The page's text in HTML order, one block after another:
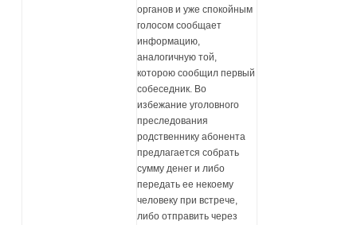
органов и уже спокойным
голосом сообщает
информацию,
аналогичную той,
которою сообщил первый
собеседник. Во
избежание уголовного
преследования
родственнику абонента
предлагается собрать
сумму денег и либо
передать ее некоему
человеку при встрече,
либо отправить через